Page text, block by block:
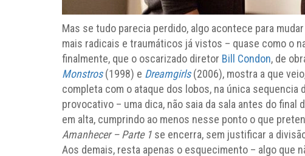
Mas se tudo parecia perdido, algo acontece para
mais radicais e traumáticos já vistos – quase como o
finalmente, que o oscarizado diretor Bill Condon, de
Monstros(1998) e Dreamgirls(2006), mostra a que
completa com o ataque dos lobos, na única sequencia
provocativo – uma dica, não saia da sala antes do
em alta, cumprindo ao menos nesse ponto o que
Amanhecer – Parte 1 se encerra, sem justificar a
Aos demais, resta apenas o esquecimento – algo que